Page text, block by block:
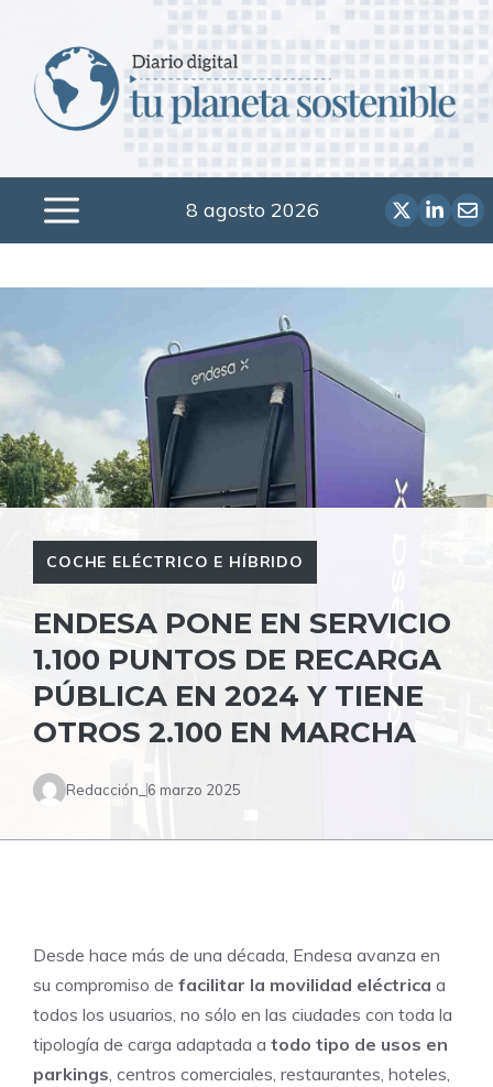
contenido
Menú
8 agosto 2026
COCHE ELÉCTRICO E HÍBRIDO
ENDESA PONE EN SERVICIO
1.100 PUNTOS DE RECARGA
PÚBLICA EN 2024 Y TIENE
OTROS 2.100 EN MARCHA
Redacción_ 6 marzo 2025
Desde hace más de una década, Endesa avanza en
su compromiso de facilitar la movilidad eléctrica a
todos los usuarios, no sólo en las ciudades con toda la
tipología de carga adaptada a todo tipo de usos en
parkings, centros comerciales, restaurantes, hoteles,